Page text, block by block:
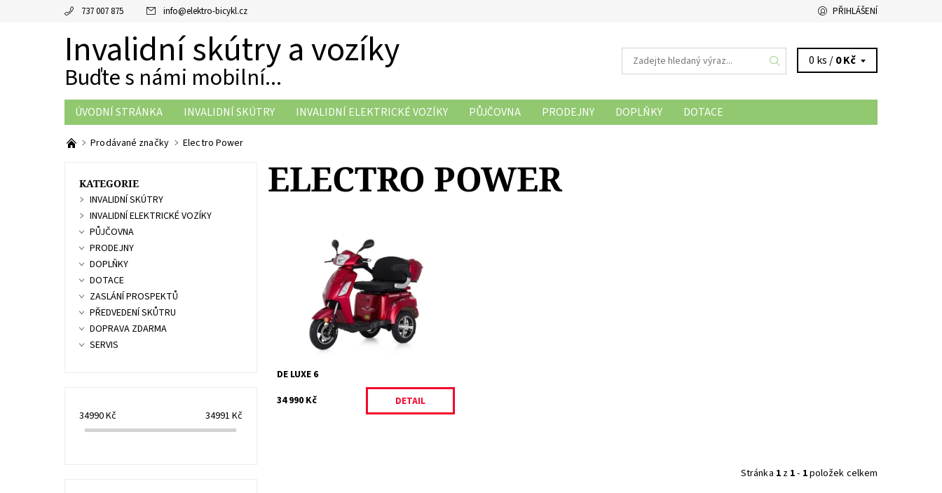
737 007 875 info@elektro-bicykl.cz PŘIHLÁŠENÍ
Invalidní skútry a vozíky
Buďte s námi mobilní...
0 ks /0 Kč
ÚVODNÍ STRÁNKA INVALIDNÍ SKÚTRY INVALIDNÍ ELEKTRICKÉ VOZÍKY PŮJČOVNA PRODEJNY DOPLŇKY
DOTACE
ZASLÁNÍ PROSPEKTŮ
PŘEDVEDENÍ SKŮTRU
Prodávané značky Electro Power
ELECTRO POWER
Představujeme vám novou revoluci v
pohodlné a ekologické přepravě –
elektrickou tříkolku De Luxe 6, přímého
nástupce oblíbeného modelu De Luxe 5.
Dostupnost:
Skladem
326/CER
Značka:
Electro Power
DE LUXE 6
34 990 Kč
DETAIL
Stránka 1z 1- 1položek celkem
KATEGORIE
INVALIDNÍ SKÚTRY
INVALIDNÍ ELEKTRICKÉ VOZÍKY
PŮJČOVNA
PRODEJNY
DOPLŇKY
DOTACE
ZASLÁNÍ PROSPEKTŮ
PŘEDVEDENÍ SKŮTRU
DOPRAVA ZDARMA
SERVIS
34990Kč 34991 Kč